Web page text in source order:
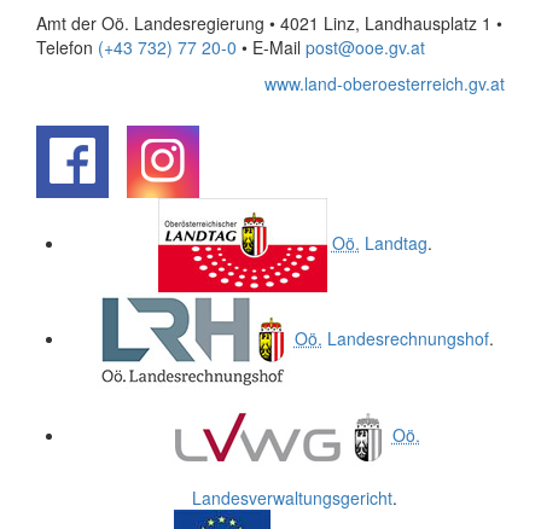
Amt der Oö. Landesregierung • 4021 Linz, Landhausplatz 1 •
Telefon (+43 732) 77 20-0 • E-Mail post@ooe.gv.at
www.land-oberoesterreich.gv.at
Oö. Landtag.
Oö. Landesrechnungshof.
Oö.
Landesverwaltungsgericht.